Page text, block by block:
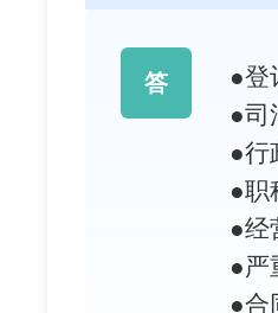
答
●登
●司
●行
●职
●经
●严
●合